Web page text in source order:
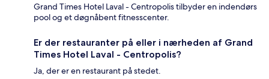
Grand Times Hotel Laval - Centropolis tilbyder en indendørs
pool og et døgnåbent fitnesscenter.
Er der restauranter på eller i nærheden af Grand
Times Hotel Laval - Centropolis?
Ja, der er en restaurant på stedet.